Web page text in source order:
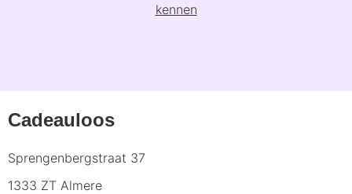
kennen
Cadeauloos
Sprengenbergstraat 37
1333 ZT Almere